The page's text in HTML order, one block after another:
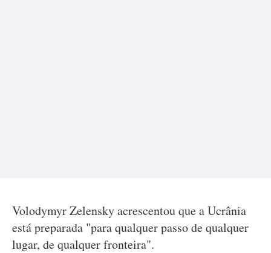
Volodymyr Zelensky acrescentou que a Ucrânia
está preparada "para qualquer passo de qualquer
lugar, de qualquer fronteira".